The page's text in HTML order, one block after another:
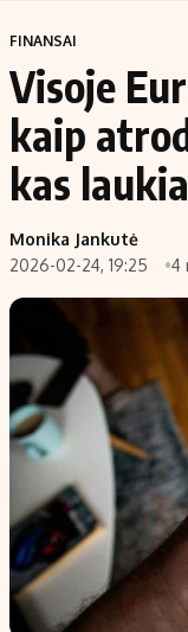
FINANSAI
Visoje
kaip
kas
Monika Jankutė
2026-02-24, 19:25
4